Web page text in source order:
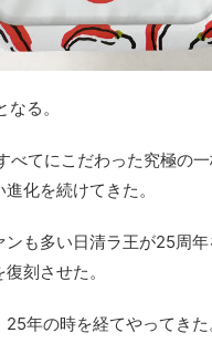
る。
てにこだわった究極の
化を続けてきた。
も多い日清ラ王が25周
刻させた。
年の時を経てやってきた